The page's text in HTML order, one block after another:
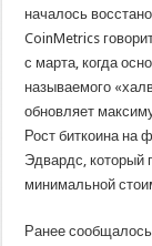
началось
CoinMetrics
с марта, когда
называемого
обновляет
Рост биткоина на
Эдвардс, который
минимальной
Ранее